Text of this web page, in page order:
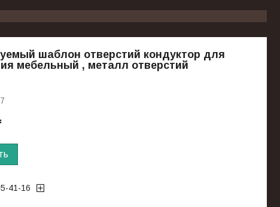
шаблон отверстий кондуктор для
мебельный , металл отверстий
41-16